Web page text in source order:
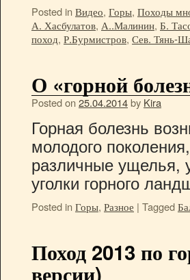
Posted in Видео, Горы, Походы
А. Хасбулатов, А..Малинин, Б.
поход, Р.Бурмистров, Сев. Тянь-
О «горной
Posted on 25.04.2014by Kira
Горная болезнь
молодого
различные ущелья,
уголки горного
Posted in Горы, Разное | Tagged
Поход 2013 по
версии)